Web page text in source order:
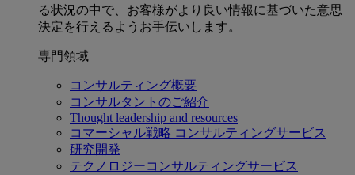
る状況の中で、お客様がより良い情報に基づいた意思
決定を行えるようお手伝いします。
専門領域
コンサルティング概要
コンサルタントのご紹介
Thought leadership and resources
コマーシャル戦略 コンサルティングサービス
研究開発
テクノロジーコンサルティングサービス